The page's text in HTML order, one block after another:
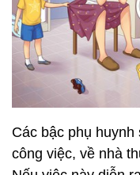
Các bậc phụ
công việc, về nhà